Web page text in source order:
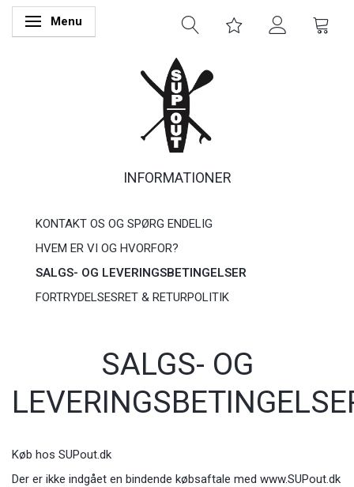
Skifte navigation
Menu
INFORMATIONER
KONTAKT OS OG SPØRG ENDELIG
HVEM ER VI OG HVORFOR?
SALGS- OG LEVERINGSBETINGELSER
FORTRYDELSESRET & RETURPOLITIK
SALGS- OG
Køb hos SUPout.dk
Der er ikke indgået en bindende købsaftale med www.SUPout.dk